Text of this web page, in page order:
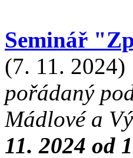
Seminář
(7. 11. 2024)
pořádaný
Mádlové a
11. 2024 od